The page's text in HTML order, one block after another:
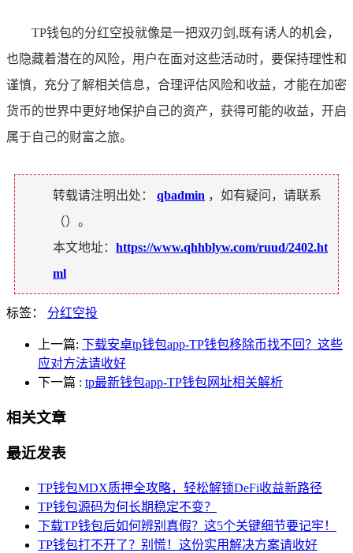
TP钱包的分红空投就像是一把双刃剑,既有诱人的机会，
也隐藏着潜在的风险，用户在面对这些活动时，要保持理性和
谨慎，充分了解相关信息，合理评估风险和收益，才能在加密
货币的世界中更好地保护自己的资产，获得可能的收益，开启
属于自己的财富之旅。
转载请注明出处： qbadmin ，如有疑问，请联系
（）。
本文地址： https://www.qhhblyw.com/ruud/2402.ht
ml
标签： 分红空投
上一篇: 下载安卓tp钱包app-TP钱包移除币找不回？这些
应对方法请收好
下一篇 : tp最新钱包app-TP钱包网址相关解析
相关文章
最近发表
TP钱包MDX质押全攻略，轻松解锁DeFi收益新路径
TP钱包源码为何长期稳定不变？
下载TP钱包后如何辨别真假？这5个关键细节要记牢！
TP钱包打不开了？别慌！这份实用解决方案请收好